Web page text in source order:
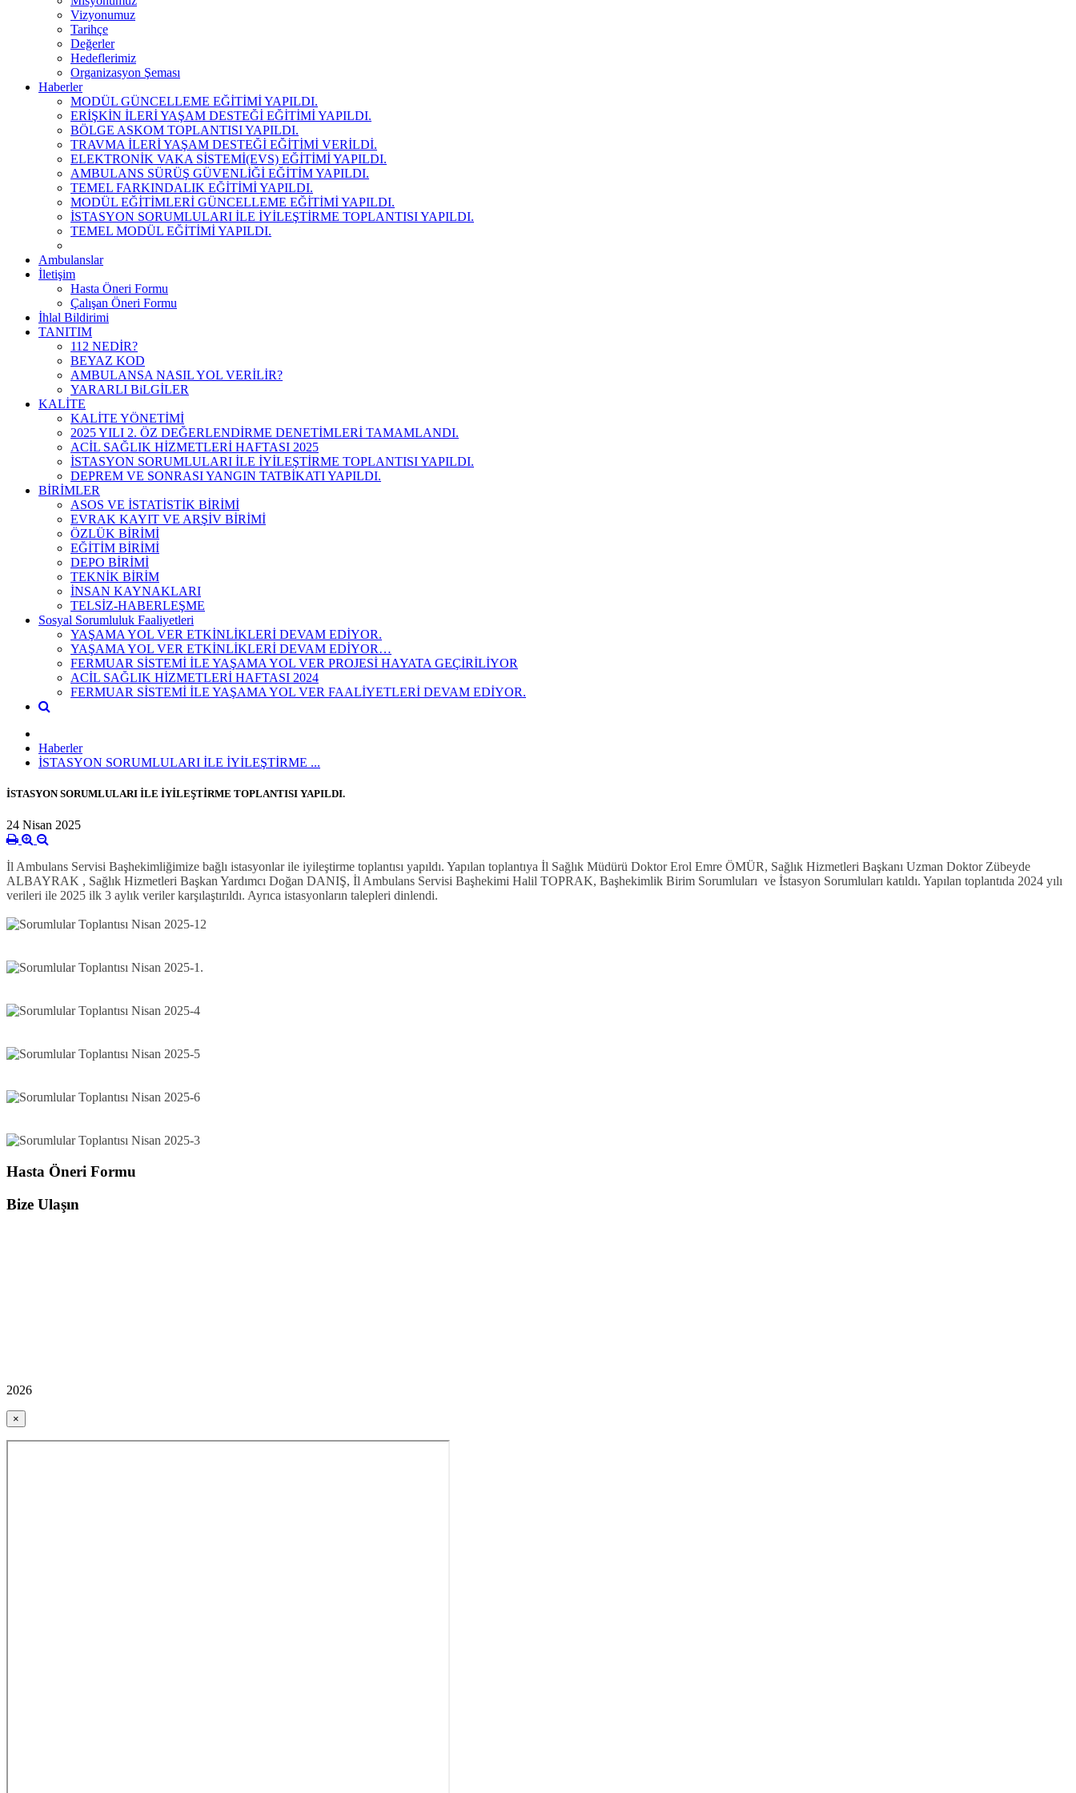
Vizyonumuz
Tarihçe
Değerler
Hedeflerimiz
Organizasyon Şeması
Haberler
MODÜL GÜNCELLEME EĞİTİMİ YAPILDI.
ERİŞKİN İLERİ YAŞAM DESTEĞİ EĞİTİMİ YAPILDI.
BÖLGE ASKOM TOPLANTISI YAPILDI.
TRAVMA İLERİ YAŞAM DESTEĞİ EĞİTİMİ VERİLDİ.
ELEKTRONİK VAKA SİSTEMİ(EVS) EĞİTİMİ YAPILDI.
AMBULANS SÜRÜŞ GÜVENLİĞİ EĞİTİM YAPILDI.
TEMEL FARKINDALIK EĞİTİMİ YAPILDI.
MODÜL EĞİTİMLERİ GÜNCELLEME EĞİTİMİ YAPILDI.
İSTASYON SORUMLULARI İLE İYİLEŞTİRME TOPLANTISI YAPILDI.
TEMEL MODÜL EĞİTİMİ YAPILDI.
Ambulanslar
İletişim
Hasta Öneri Formu
Çalışan Öneri Formu
İhlal Bildirimi
TANITIM
112 NEDİR?
BEYAZ KOD
AMBULANSA NASIL YOL VERİLİR?
YARARLI BiLGİLER
KALİTE
KALİTE YÖNETİMİ
2025 YILI 2. ÖZ DEĞERLENDİRME DENETİMLERİ TAMAMLANDI.
ACİL SAĞLIK HİZMETLERİ HAFTASI 2025
İSTASYON SORUMLULARI İLE İYİLEŞTİRME TOPLANTISI YAPILDI.
DEPREM VE SONRASI YANGIN TATBİKATI YAPILDI.
BİRİMLER
ASOS VE İSTATİSTİK BİRİMİ
EVRAK KAYIT VE ARŞİV BİRİMİ
ÖZLÜK BİRİMİ
EĞİTİM BİRİMİ
DEPO BİRİMİ
TEKNİK BİRİM
İNSAN KAYNAKLARI
TELSİZ-HABERLEŞME
Sosyal Sorumluluk Faaliyetleri
YAŞAMA YOL VER ETKİNLİKLERİ DEVAM EDİYOR.
YAŞAMA YOL VER ETKİNLİKLERİ DEVAM EDİYOR…
FERMUAR SİSTEMİ İLE YAŞAMA YOL VER PROJESİ HAYATA GEÇİRİLİYOR
ACİL SAĞLIK HİZMETLERİ HAFTASI 2024
FERMUAR SİSTEMİ İLE YAŞAMA YOL VER FAALİYETLERİ DEVAM EDİYOR.
Haberler
İSTASYON SORUMLULARI İLE İYİLEŞTİRME ...
İSTASYON SORUMLULARI İLE İYİLEŞTİRME TOPLANTISI YAPILDI.
24 Nisan 2025
İl Ambulans Servisi Başhekimliğimize bağlı istasyonlar ile iyileştirme toplantısı yapıldı. Yapılan toplantıya İl Sağlık Müdürü Doktor Erol Emre ÖMÜR, Sağlık Hizmetleri Başkanı Uzman Doktor Zübeyde
ALBAYRAK , Sağlık Hizmetleri Başkan Yardımcı Doğan DANIŞ, İl Ambulans Servisi Başhekimi Halil TOPRAK, Başhekimlik Birim Sorumluları ve İstasyon Sorumluları katıldı. Yapılan toplantıda 2024 yılı
verileri ile 2025 ilk 3 aylık veriler karşılaştırıldı. Ayrıca istasyonların talepleri dinlendi.
Hasta Öneri Formu
Bize Ulaşın
2026
×